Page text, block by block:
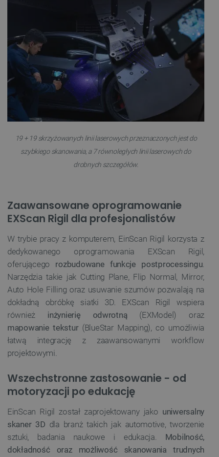
19 + 19 skrzyżowanych linii laserowych przeznaczonych jest do
szybkiego skanowania, a 7 równoległych linii laserowych do
drobnych szczegółów.
Zaawansowane oprogramowanie
EXScan Rigil dla profesjonalistów
W trybie pracy z komputerem, EinScan Rigil korzysta z
dedykowanego oprogramowania EXScan Rigil,
oferującego rozbudowane funkcje postprocessingu.
Narzędzia takie jak Cutting Plane, Flip Normal, Mirror,
Auto Hole Filling oraz usuwanie szumów pozwalają na
dokładną obróbkę siatki 3D. EXScan Rigil wspiera
również inżynierię odwrotną (EXModel) oraz
mapowanie tekstur(BlueStar Mapping), co umożliwia
łatwą integrację z zaawansowanymi workflow
projektowymi.
Wszechstronne zastosowanie - od
motoryzacji po edukację
EinScan Rigil został zaprojektowany jako uniwersalny
skaner 3D dla branż takich jak automotive, tworzenie
sztuki, badania naukowe i edukacja. Mobilność,
dokładność oraz możliwość skanowania trudnych